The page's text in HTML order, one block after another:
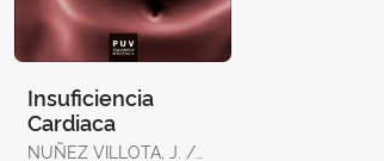
Insuficiencia
Cardiaca
NUÑEZ VILLOTA, J. /